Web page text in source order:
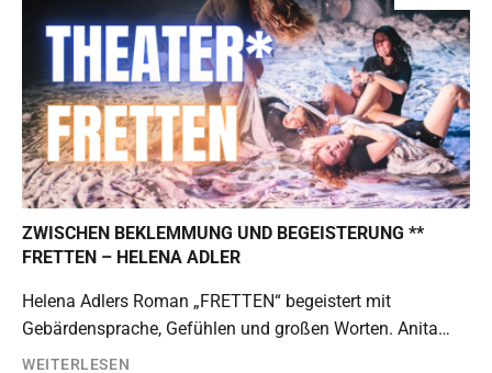
ZWISCHEN BEKLEMMUNG UND BEGEISTERUNG **
FRETTEN – HELENA ADLER
Helena Adlers Roman „FRETTEN“ begeistert mit
Gebärdensprache, Gefühlen und großen Worten. Anita…
WEITERLESEN